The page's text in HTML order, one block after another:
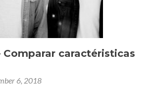
Comparar caractéristicas
6, 2018